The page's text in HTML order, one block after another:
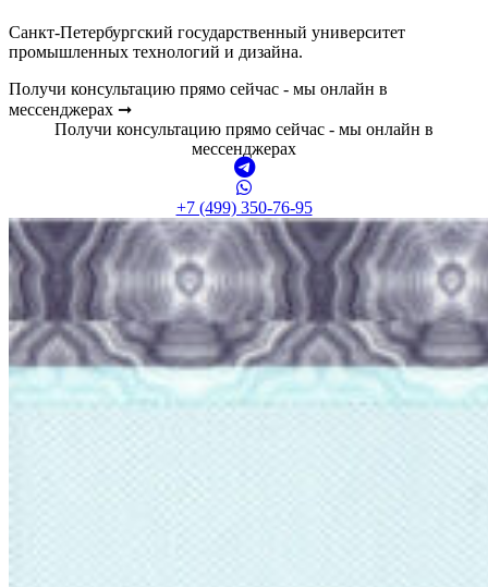
Санкт-Петербургский государственный университет
промышленных технологий и дизайна.
Получи консультацию прямо сейчас - мы онлайн в
мессенджерах ➞
Получи консультацию прямо сейчас - мы онлайн в
мессенджерах
+7 (499) 350-76-95